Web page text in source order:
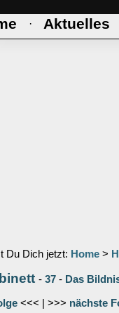
· Aktuelles
Du Dich jetzt: Home >
- 37 - Das
<<< | >>> nächste